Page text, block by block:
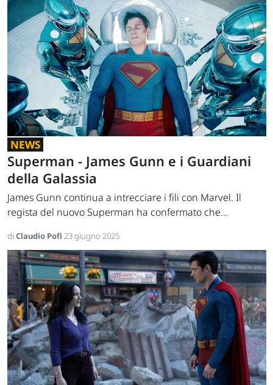
NEWS
Superman - James Gunn e i Guardiani
della Galassia
James Gunn continua a intrecciare i fili con Marvel. Il
regista del nuovo Superman ha confermato che...
di Claudio Pofi 23 giugno 2025